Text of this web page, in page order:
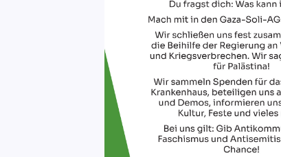
Mach mit in den Gaza-Soli-AGs